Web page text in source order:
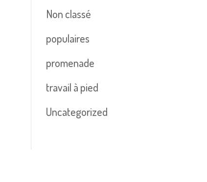
Non classé
populaires
promenade
travail à pied
Uncategorized